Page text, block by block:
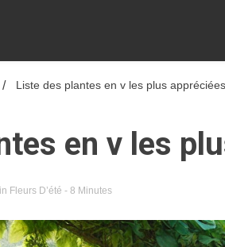
Liste des plantes en v les plus appréciées
en v les
in Fleurs D’été - 8 Minutes